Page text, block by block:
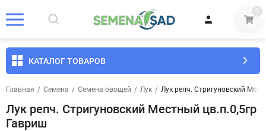
0
КАТАЛОГ ТОВАРОВ
Главная / Семена / Семена овощей / Лук / Лук репч. Стригуновский
Лук репч. Стригуновский Местный цв.п.0,5гр
Гавриш